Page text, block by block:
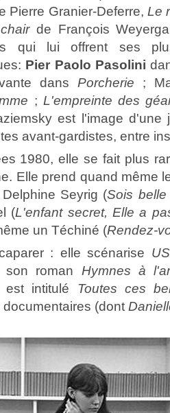
Pierre Granier-Deferre, Le
chairde François
qui lui offrent ses
Pier Paolo Pasolini
dans Porcherie ;
; L'empreinte des
est l'image d'une
avant-gardistes, entre
1980, elle se fait plus
Elle prend quand même
Seyrig (Sois
(L'enfant secret, Elle a
un Téchiné (Rendez-
: elle scénarise
son roman Hymnes à
est intitulé
Toutes ces
documentaires (dont